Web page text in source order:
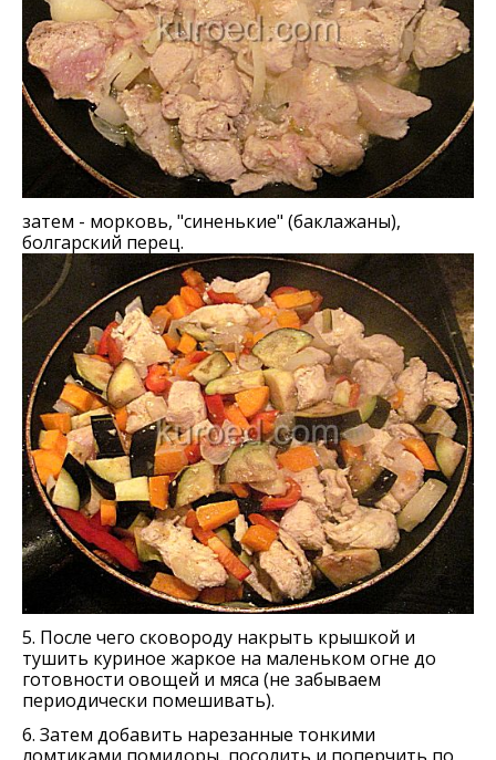
затем - морковь, "синенькие" (баклажаны),
болгарский перец.
5. После чего сковороду накрыть крышкой и
тушить куриное жаркое на маленьком огне до
готовности овощей и мяса (не забываем
периодически помешивать).
6. Затем добавить нарезанные тонкими